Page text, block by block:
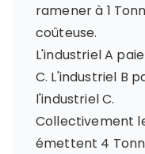
ramener à 1
coûteuse.
L'industriel A
C. L'industriel B
l'industriel C.
Collectivement
émettent 4